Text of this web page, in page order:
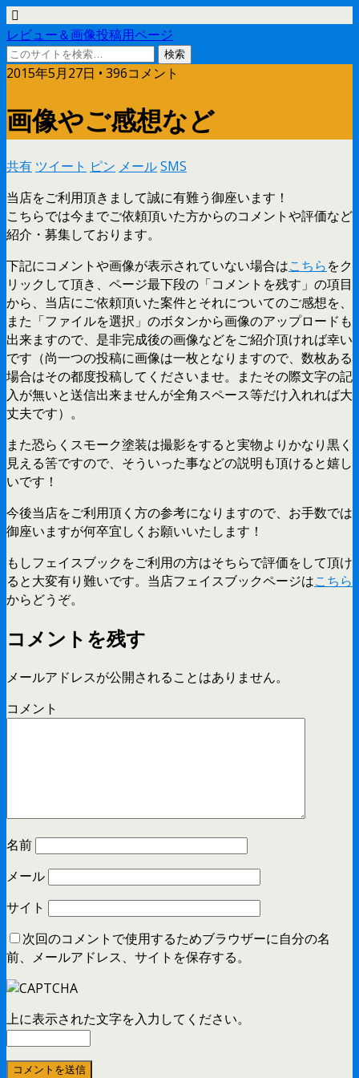
レビュー＆画像投稿用ページ
2015年5月27日 • 396コメント
画像やご感想など
共有 ツイート ピン メールSMS
当店をご利用頂きまして誠に有難う御座います！
こちらでは今までご依頼頂いた方からのコメントや評価など
紹介・募集しております。
下記にコメントや画像が表示されていない場合はこちらをク
リックして頂き、ページ最下段の「コメントを残す」の項目
から、当店にご依頼頂いた案件とそれについてのご感想を、
また「ファイルを選択」のボタンから画像のアップロードも
出来ますので、是非完成後の画像などをご紹介頂ければ幸い
です（尚一つの投稿に画像は一枚となりますので、数枚ある
場合はその都度投稿してくださいませ。またその際文字の記
入が無いと送信出来ませんが全角スペース等だけ入れれば大
丈夫です）。
また恐らくスモーク塗装は撮影をすると実物よりかなり黒く
見える筈ですので、そういった事などの説明も頂けると嬉し
いです！
今後当店をご利用頂く方の参考になりますので、お手数では
御座いますが何卒宜しくお願いいたします！
もしフェイスブックをご利用の方はそちらで評価をして頂け
ると大変有り難いです。当店フェイスブックページはこちら
からどうぞ。
コメントを残す
メールアドレスが公開されることはありません。
コメント
名前
メール
サイト
次回のコメントで使用するためブラウザーに自分の名
前、メールアドレス、サイトを保存する。
上に表示された文字を入力してください。